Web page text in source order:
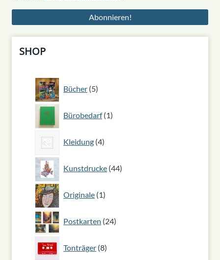
SHOP
Bücher 5
5
Produkte
Bürobedarf 1
1
Produkt
Kleidung 4
4
Produkte
Kunstdrucke 44
44
Produkte
Originale 1
1
Produkt
Postkarten 24
24
Produkte
Tonträger 8
8
Produkte